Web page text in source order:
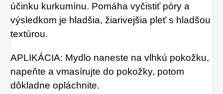
účinku kurkumínu. Pomáha vyčistiť póry a
výsledkom je hladšia, žiarivejšia pleť s hladšou
textúrou.
APLIKÁCIA: Mydlo naneste na vlhkú pokožku,
napeňte a vmasírujte do pokožky, potom
dôkladne opláchnite.